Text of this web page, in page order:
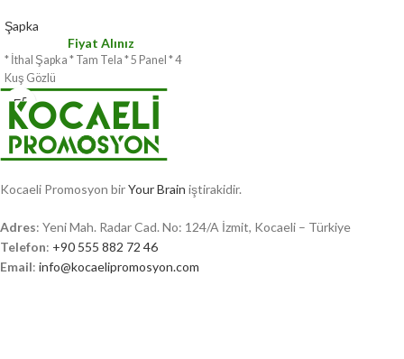
Şapka
Fiyat Alınız
* İthal Şapka * Tam Tela * 5 Panel * 4
Kuş Gözlü
Kocaeli Promosyon birYour Brain iştirakidir.
Adres: Yeni Mah. Radar Cad. No: 124/A İzmit, Kocaeli – Türkiye
Telefon: +90 555 882 72 46
Email: info@kocaelipromosyon.com